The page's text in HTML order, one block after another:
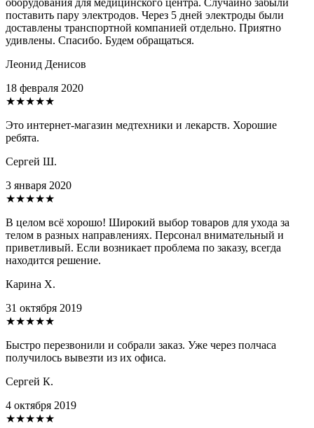
поставить пару электродов. Через 5 дней электроды были
доставлены транспортной компанией отдельно. Приятно
удивлены. Спасибо. Будем обращаться.
Леонид Денисов
18 февраля 2020
★★★★★
Это интернет-магазин медтехники и лекарств. Хорошие
ребята.
Сергей Ш.
3 января 2020
★★★★★
В целом всё хорошо! Широкий выбор товаров для ухода за
телом в разных направлениях. Персонал внимательный и
приветливый. Если возникает проблема по заказу, всегда
находится решение.
Карина Х.
31 октября 2019
★★★★★
Быстро перезвонили и собрали заказ. Уже через полчаса
получилось вывезти из их офиса.
Сергей К.
4 октября 2019
★★★★★